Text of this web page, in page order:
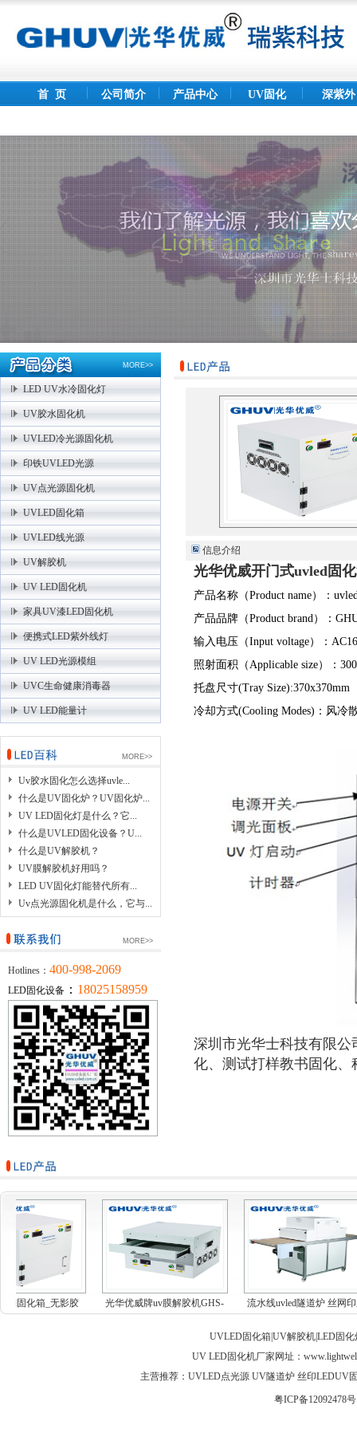
首 页 公司简介 产品中心 UV固化 深紫外
MORE>>
LED UV水冷固化灯
UV胶水固化机
UVLED冷光源固化机
印铁UVLED光源
UV点光源固化机
UVLED固化箱
UVLED线光源
UV解胶机
UV LED固化机
家具UV漆LED固化机
便携式LED紫外线灯
UV LED光源模组
UVC生命健康消毒器
UV LED能量计
MORE>>
Uv胶水固化怎么选择uvle...
什么是UV固化炉？UV固化炉...
UV LED固化灯是什么？它...
什么是UVLED固化设备？U...
什么是UV解胶机？
UV膜解胶机好用吗？
LED UV固化灯能替代所有...
Uv点光源固化机是什么，它与...
MORE>>
Hotlines： 400-998-2069
LED固化设备 ： 18025158959
信息介绍
光华优威开门式uvled固
产品名称（Product name）：
产品品牌（Product brand）：
输入电压（Input voltage）：
照射面积（Applicable size）：
托盘尺寸(Tray
冷却方式(Cooling Modes)：
深圳市光华士科技有限
化、测试打样教书固化
固化箱_无影胶
光华优威牌uv膜解胶机GHS-
流水线uvled隧道炉 丝网
UVLED固化箱|UV解胶机|LED固化
UV LED固化机厂家网址：
主营推荐：UVLED点光源 UV隧道炉 丝印LEDUV
粤ICP备12092478号